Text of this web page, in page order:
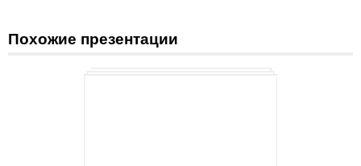
Похожие презентации